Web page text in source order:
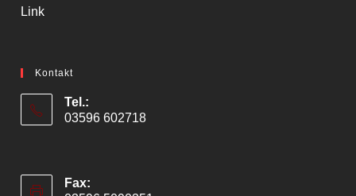
Link
Kontakt
Tel.:
03596 602718
Fax: